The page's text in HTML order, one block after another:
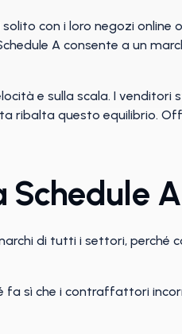
con i loro negozi online
A consente a un
e sulla scala. I
ribalta questo equilibrio.
Schedule A
di tutti i settori, perché
fa sì che i contraffattori